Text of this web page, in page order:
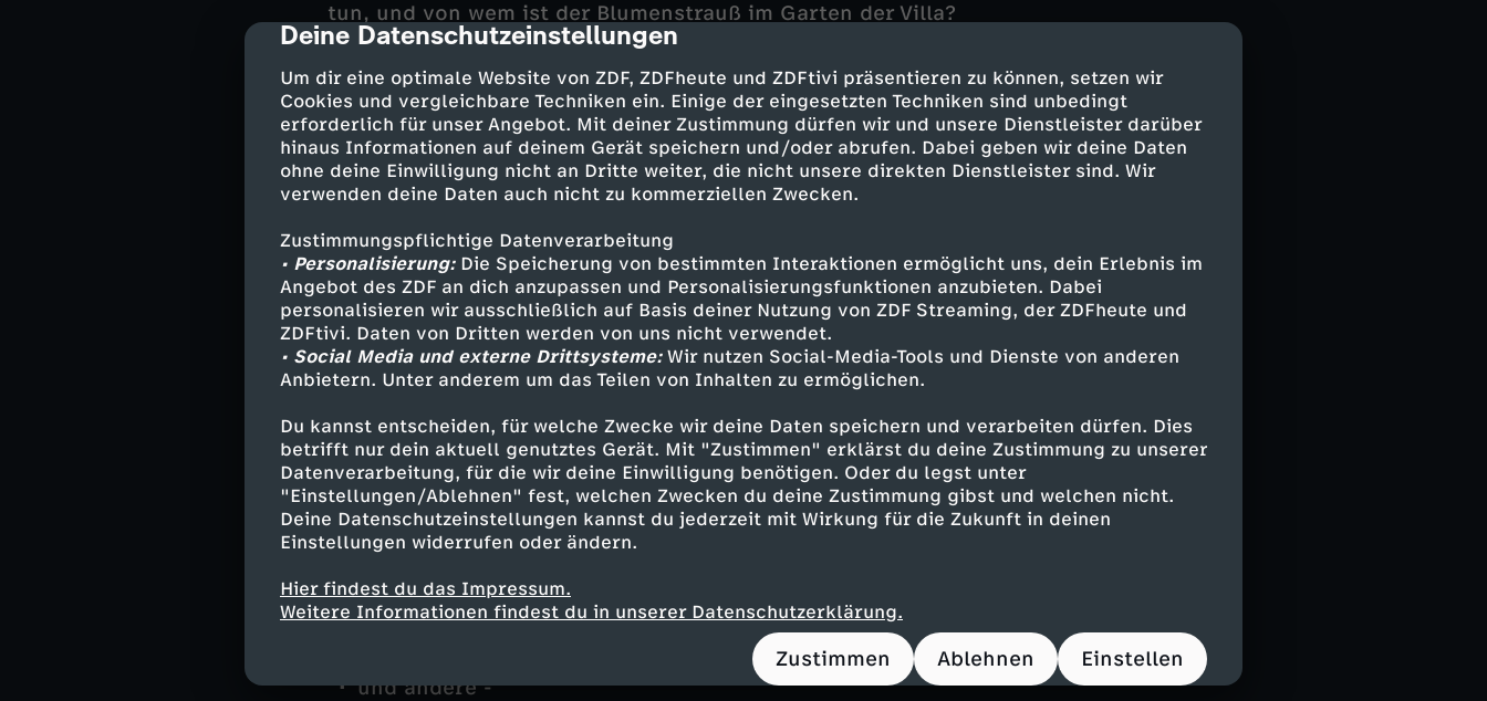
cmp-dialog-description
Deine Datenschutzeinstellungen
Um dir eine optimale Website von ZDF, ZDFheute und ZDFtivi präsentieren zu können, setzen wir
Cookies und vergleichbare Techniken ein. Einige der eingesetzten Techniken sind unbedingt
erforderlich für unser Angebot. Mit deiner Zustimmung dürfen wir und unsere Dienstleister darüber
hinaus Informationen auf deinem Gerät speichern und/oder abrufen. Dabei geben wir deine Daten
ohne deine Einwilligung nicht an Dritte weiter, die nicht unsere direkten Dienstleister sind. Wir
verwenden deine Daten auch nicht zu kommerziellen Zwecken.
Zustimmungspflichtige Datenverarbeitung
• Personalisierung:Die Speicherung von bestimmten Interaktionen ermöglicht uns, dein Erlebnis im
Angebot des ZDF an dich anzupassen und Personalisierungsfunktionen anzubieten. Dabei
personalisieren wir ausschließlich auf Basis deiner Nutzung von ZDF Streaming, der ZDFheute und
ZDFtivi. Daten von Dritten werden von uns nicht verwendet.
• Social Media und externe Drittsysteme:Wir nutzen Social-Media-Tools und Dienste von anderen
Anbietern. Unter anderem um das Teilen von Inhalten zu ermöglichen.
Du kannst entscheiden, für welche Zwecke wir deine Daten speichern und verarbeiten dürfen. Dies
betrifft nur dein aktuell genutztes Gerät. Mit "Zustimmen" erklärst du deine Zustimmung zu unserer
Datenverarbeitung, für die wir deine Einwilligung benötigen. Oder du legst unter
"Einstellungen/Ablehnen" fest, welchen Zwecken du deine Zustimmung gibst und welchen nicht.
Deine Datenschutzeinstellungen kannst du jederzeit mit Wirkung für die Zukunft in deinen
Einstellungen widerrufen oder ändern.
Hier findest du das Impressum.
Weitere Informationen findest du in unserer Datenschutzerklärung.
Zustimmen Ablehnen Einstellen
tun, und von wem ist der Blumenstrauß im Garten der Villa?
Auch auf dem Polizeikommissariat gibt es Neuigkeiten: Melanie weiht Mattes
in ihre außergewöhnlichen Urlaubspläne ein, und bei Franzi und Rost kriselt
es: Er plädiert für eine Auszeit.
Darsteller
Melanie Hansen - Sanna Englund
Mattes Seeler - Matthias Schloo
Franzi Jung - Rhea Harder
Hans Moor - Bruno F. Apitz
Martin Berger - Peer Jäger
Dr. Jasmin Jonas - Gerit Kling
Dr. Philipp Haase - Fabian Harloff
Frauke Prinz - Manuela Wisbeck
Dr. Philipp Rost - Simon Böer
Kiki von Oppen - Marita Marschall
Elfriede Kern - Eva-Maria Kurz
Jochen Kreuzer - Patrick von Blume
Henner Höhne - Michael Härle
und andere -